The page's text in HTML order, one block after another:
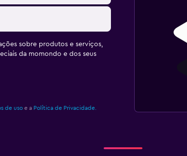
sobre produtos e serviços,
da momondo e dos seus
de usoe a Política de Privacidade.